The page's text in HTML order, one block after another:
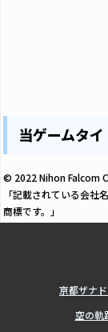
当ゲームタ
© 2022 Nihon Falcom
「記載されている会社
商標です。」
亰都ザナ
空の